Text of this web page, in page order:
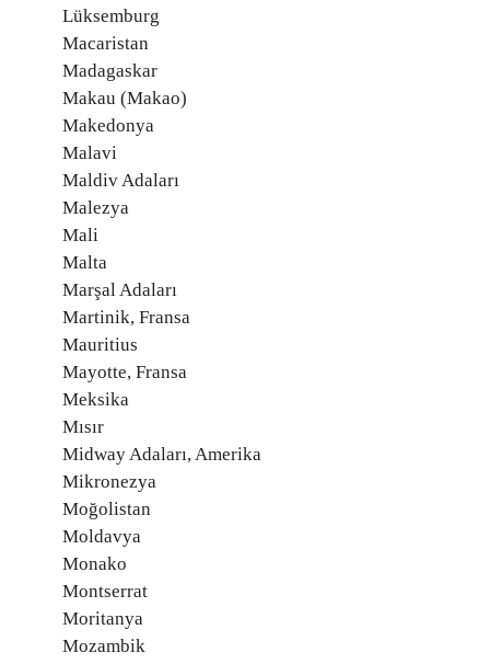
Lüksemburg
Macaristan
Madagaskar
Makau (Makao)
Makedonya
Malavi
Maldiv Adaları
Malezya
Mali
Malta
Marşal Adaları
Martinik, Fransa
Mauritius
Mayotte, Fransa
Meksika
Mısır
Midway Adaları, Amerika
Mikronezya
Moğolistan
Moldavya
Monako
Montserrat
Moritanya
Mozambik